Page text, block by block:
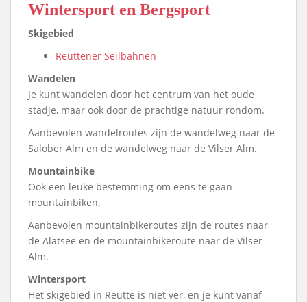
Wintersport en Bergsport
Skigebied
Reuttener Seilbahnen
Wandelen
Je kunt wandelen door het centrum van het oude
stadje, maar ook door de prachtige natuur rondom.
Aanbevolen wandelroutes zijn de wandelweg naar de
Salober Alm en de wandelweg naar de Vilser Alm.
Mountainbike
Ook een leuke bestemming om eens te gaan
mountainbiken.
Aanbevolen mountainbikeroutes zijn de routes naar
de Alatsee en de mountainbikeroute naar de Vilser
Alm.
Wintersport
Het skigebied in Reutte is niet ver, en je kunt vanaf